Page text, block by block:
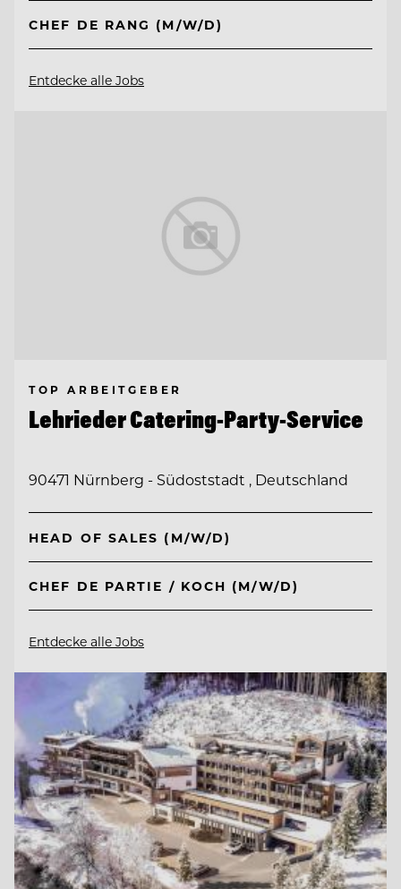
CHEF DE RANG (M/W/D)
Entdecke alle Jobs
TOP ARBEITGEBER
Lehrieder Catering-Party-Service
90471 Nürnberg - Südoststadt , Deutschland
HEAD OF SALES (M/W/D)
CHEF DE PARTIE / KOCH (M/W/D)
Entdecke alle Jobs